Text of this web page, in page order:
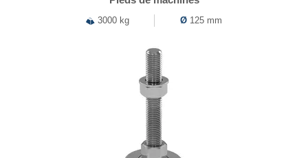
3000 kg Ø 125 mm